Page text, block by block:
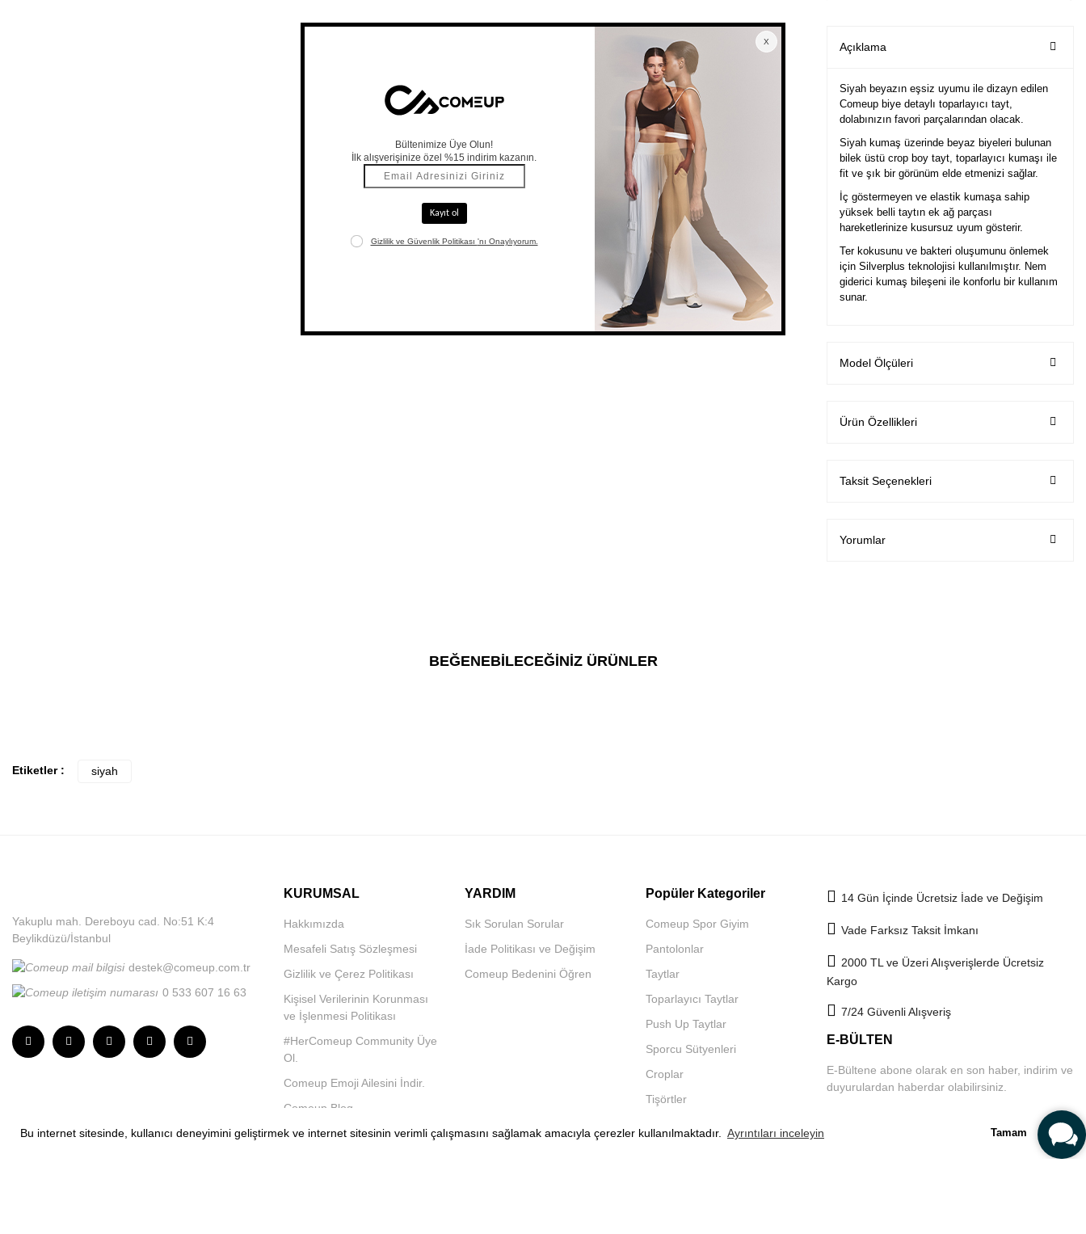
Bu internet sitesinde, kullanıcı deneyimini geliştirmek ve internet sitesinin verimli çalışmasını sağlamak amacıyla çerezler kullanılmaktadır. Ayrıntıları inceleyin Tamam
Açıklama
Siyah beyazın eşsiz uyumu ile dizayn edilen
Comeup biye detaylı toparlayıcı tayt,
dolabınızın favori parçalarından olacak.
Siyah kumaş üzerinde beyaz biyeleri bulunan
bilek üstü crop boy tayt, toparlayıcı kumaşı ile
fit ve şık bir görünüm elde etmenizi sağlar.
İç göstermeyen ve elastik kumaşa sahip
yüksek belli taytın ek ağ parçası
hareketlerinize kusursuz uyum gösterir.
Ter kokusunu ve bakteri oluşumunu önlemek
için Silverplus teknolojisi kullanılmıştır. Nem
giderici kumaş bileşeni ile konforlu bir kullanım
sunar.
Model Ölçüleri
Ürün Özellikleri
Taksit Seçenekleri
Yorumlar
BEĞENEBİLECEĞİNİZ ÜRÜNLER
Etiketler : siyah
Yakuplu mah. Dereboyu cad. No:51 K:4
Beylikdüzü/İstanbul
destek@comeup.com.tr
0 533 607 16 63
KURUMSAL
Hakkımızda
Mesafeli Satış Sözleşmesi
Gizlilik ve Çerez Politikası
Kişisel Verilerinin Korunması
ve İşlenmesi Politikası
#HerComeup Community Üye
Ol.
Comeup Emoji Ailesini İndir.
Comeup Blog
YARDIM
Sık Sorulan Sorular
İade Politikası ve Değişim
Comeup Bedenini Öğren
Popüler Kategoriler
Comeup Spor Giyim
Pantolonlar
Taytlar
Toparlayıcı Taytlar
Push Up Taytlar
Sporcu Sütyenleri
Croplar
Tişörtler
14 Gün İçinde Ücretsiz İade ve Değişim
Vade Farksız Taksit İmkanı
2000 TL ve Üzeri Alışverişlerde Ücretsiz
Kargo
7/24 Güvenli Alışveriş
E-BÜLTEN
E-Bültene abone olarak en son haber, indirim ve
duyurulardan haberdar olabilirsiniz.